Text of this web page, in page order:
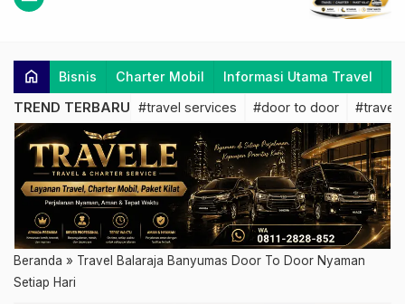
home Bisnis Charter Mobil Informasi Utama Travel
TREND TERBARU #travel services #door to door #travel
Beranda » Travel Balaraja Banyumas Door To Door Nyaman
Setiap Hari